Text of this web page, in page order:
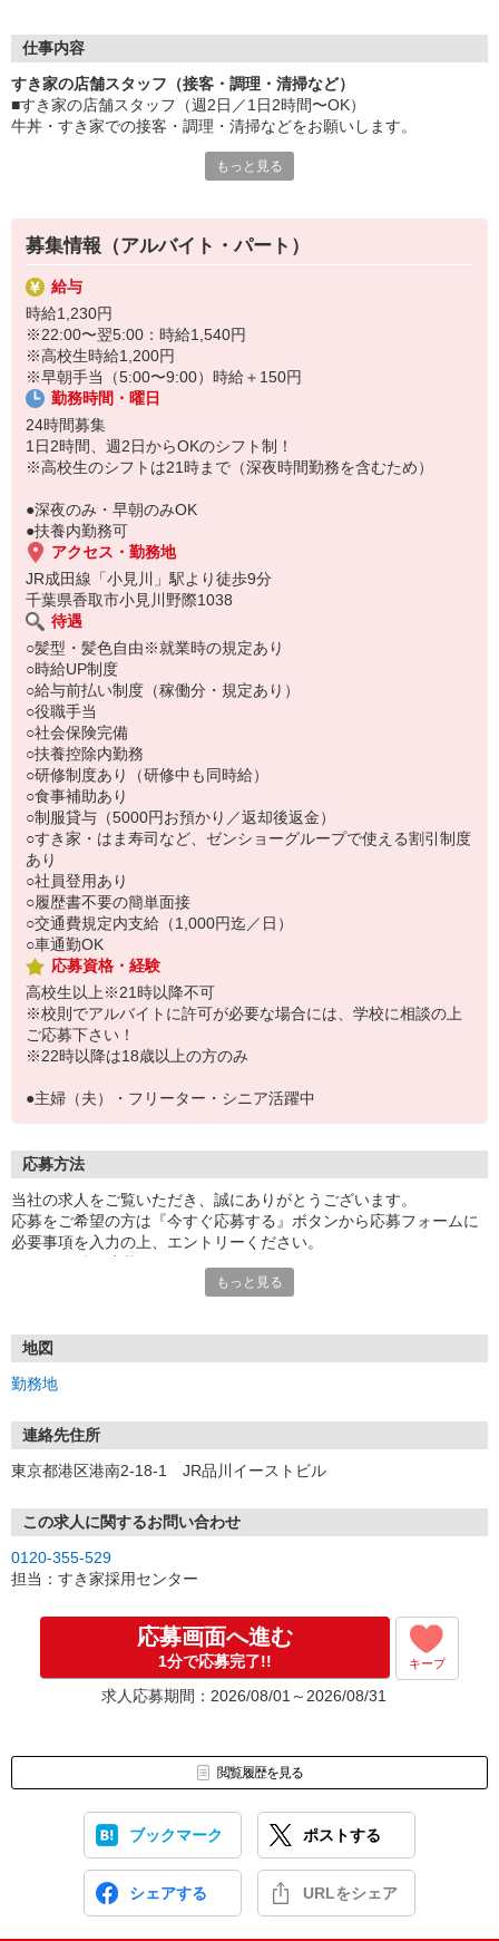
■髪型・髪色自由
■給与前払い可
急な出費も安心♪
■社員登用あり
将来を考えている方は必見です。
与兵衛、オリーブの丘、焼肉いちばんなどを経営しているゼンシ
ョーグループ！
その中のひとつ『すき家』でお仕事しませんか？
仕事内容
すき家の店舗スタッフ（接客・調理・清掃など）
■すき家の店舗スタッフ（週2日／1日2時間〜OK）
牛丼・すき家での接客・調理・清掃などをお願いします。
あなたの笑顔で！
すばやく提供！
他にも、食材の調整や金銭管理、新しく入社したクルーの研修など
様々なお仕事があります。
セルフオーダー、セルフ会計で、現金の受け渡しはほとんどありま
せん。※一部店舗を除く
取り間違いもなく安心でスムーズ♪
マニュアルも用意していますので飲食店が初めての方でも大丈夫！
もちろん先輩クルーがしっかり教えてくれるので安心してくださ
い。
もっと見る
募集情報（アルバイト・パート）
給与
時給1,230円
※22:00〜翌5:00：時給1,540円
※高校生時給1,200円
※早朝手当（5:00〜9:00）時給＋150円
勤務時間・曜日
24時間募集
1日2時間、週2日からOKのシフト制！
※高校生のシフトは21時まで（深夜時間勤務を含むため）
●深夜のみ・早朝のみOK
●扶養内勤務可
アクセス・勤務地
JR成田線「小見川」駅より徒歩9分
千葉県香取市小見川野際1038
待遇
○髪型・髪色自由※就業時の規定あり
○時給UP制度
○給与前払い制度（稼働分・規定あり）
○役職手当
○社会保険完備
○扶養控除内勤務
○研修制度あり（研修中も同時給）
○食事補助あり
○制服貸与（5000円お預かり／返却後返金）
○すき家・はま寿司など、ゼンショーグループで使える割引制度
あり
○社員登用あり
○履歴書不要の簡単面接
○交通費規定内支給（1,000円迄／日）
○車通勤OK
応募資格・経験
高校生以上※21時以降不可
※校則でアルバイトに許可が必要な場合には、学校に相談の上
ご応募下さい！
※22時以降は18歳以上の方のみ
●主婦（夫）・フリーター・シニア活躍中
応募方法
当社の求人をご覧いただき、誠にありがとうございます。
応募をご希望の方は『今すぐ応募する』ボタンから応募フォームに
必要事項を入力の上、エントリーください。
号」など
もっと見る
地図
勤務地
連絡先住所
東京都港区港南2-18-1 JR品川イーストビル
この求人に関するお問い合わせ
0120-355-529
担当：すき家採用センター
応募画面へ進む
1分で応募完了!! キープ
求人応募期間：2026/08/01～2026/08/31
閲覧履歴を見る
ブックマーク ポストする
シェアする URLをシェア